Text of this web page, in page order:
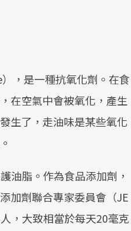
，是一種抗氧化劑。在食
在空氣中會被氧化，產生
生了，走油味是某些氧化
油脂。作為食品添加劑，
加劑聯合專家委員會（JE
，大致相當於每天20毫克